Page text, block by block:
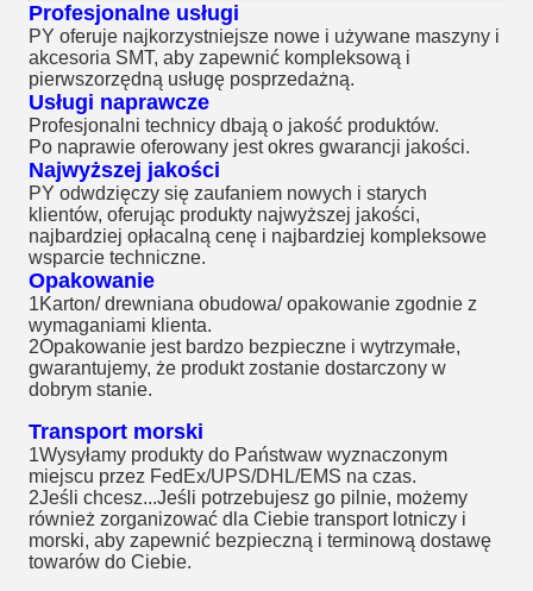
Profesjonalne usługi
PY oferuje najkorzystniejsze nowe i używane maszyny i
akcesoria SMT, aby zapewnić kompleksową i
pierwszorzędną usługę posprzedażną.
Usługi naprawcze
Profesjonalni technicy dbają o jakość produktów.
Po naprawie oferowany jest okres gwarancji jakości.
Najwyższej jakości
PY odwdzięczy się zaufaniem nowych i starych
klientów, oferując produkty najwyższej jakości,
najbardziej opłacalną cenę i najbardziej kompleksowe
wsparcie techniczne.
Opakowanie
1Karton/ drewniana obudowa/ opakowanie zgodnie z
wymaganiami klienta.
2Opakowanie jest bardzo bezpieczne i wytrzymałe,
gwarantujemy, że produkt zostanie dostarczony w
dobrym stanie.
Transport morski
1Wysyłamy produkty do Państwaw wyznaczonym
miejscu przez FedEx/UPS/DHL/EMS na czas.
2Jeśli chcesz...Jeśli potrzebujesz go pilnie, możemy
również zorganizować dla Ciebie transport lotniczy i
morski, aby zapewnić bezpieczną i terminową dostawę
towarów do Ciebie.